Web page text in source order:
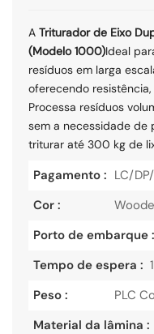
A Triturador de Eixo
(Modelo 1000)Ideal
resíduos em larga
oferecendo
Processa resíduos
sem a necessidade
triturar até 300 kg de
Pagamento : LC/
Cor :
Porto de embarque :
Tempo de espera :
Peso :
PLC
Material da lâmina :